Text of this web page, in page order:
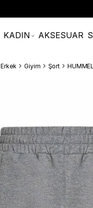
KADIN AKSESUAR
Erkek Giyim Şort